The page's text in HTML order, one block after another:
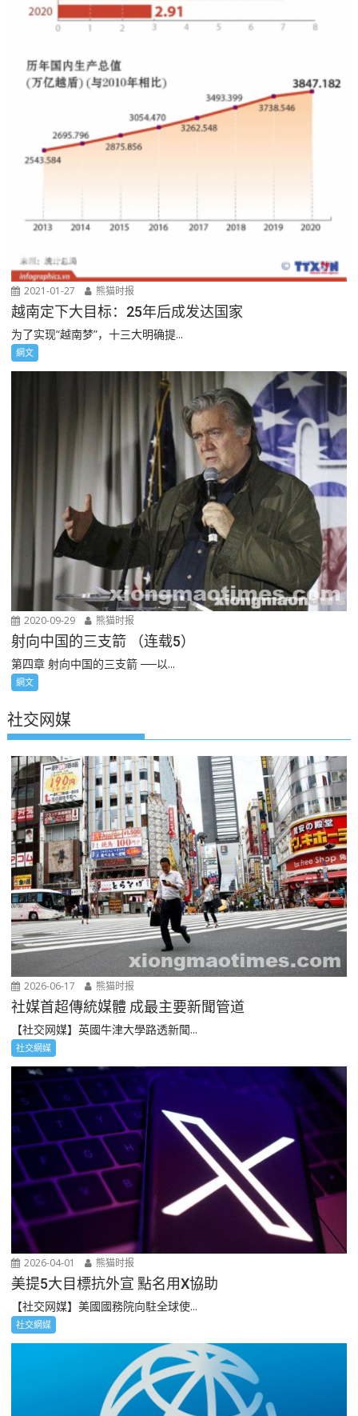
2021-01-27 熊猫时报
越南定下大目标：25年后成发达国家
为了实现“越南梦”，十三大明确提...
網文
2020-09-29 熊猫时报
射向中国的三支箭 （连载5）
第四章 射向中国的三支箭 ──以...
網文
社交网媒
2026-06-17 熊猫时报
社媒首超傳統媒體 成最主要新聞管道
【社交网媒】英國牛津大學路透新聞...
社交網媒
2026-04-01 熊猫时报
美提5大目標抗外宣 點名用X協助
【社交网媒】美國國務院向駐全球使...
社交網媒